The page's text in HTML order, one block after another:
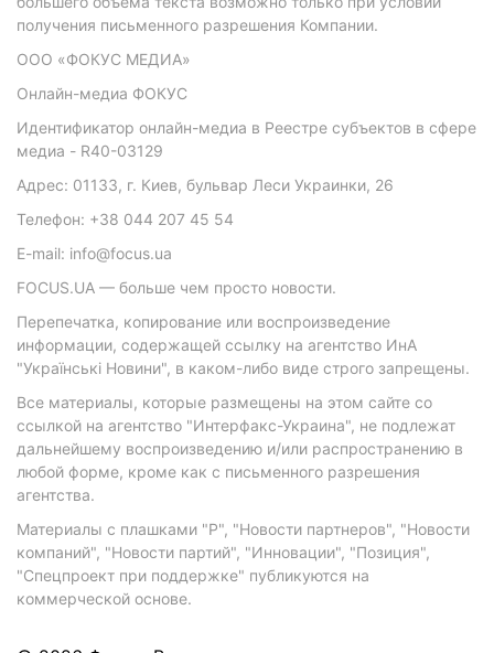
получения письменного разрешения Компании.
ООО «ФОКУС МЕДИА»
Онлайн-медиа ФОКУС
Идентификатор онлайн-медиа в Реестре субъектов в сфере
медиа - R40-03129
Адрес: 01133, г. Киев, бульвар Леси Украинки, 26
Телефон: +38 044 207 45 54
E-mail: info@focus.ua
FOCUS.UA — больше чем просто новости.
Перепечатка, копирование или воспроизведение
информации, содержащей ссылку на агентство ИнА
"Українські Новини", в каком-либо виде строго запрещены.
Все материалы, которые размещены на этом сайте со
ссылкой на агентство "Интерфакс-Украина", не подлежат
дальнейшему воспроизведению и/или распространению в
любой форме, кроме как с письменного разрешения
агентства.
Материалы с плашками "Р", "Новости партнеров", "Новости
компаний", "Новости партий", "Инновации", "Позиция",
"Спецпроект при поддержке" публикуются на
коммерческой основе.